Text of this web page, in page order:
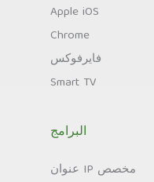
Apple iOS
Chrome
فايرفوكس
Smart TV
البرامج
عنوان IP مخصص